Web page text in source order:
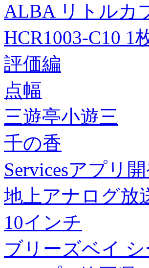
ALBA リトルカ
HCR1003-C10 1
評価編
点幅
三遊亭小遊三
千の香
Servicesアプリ
地上アナログ放
10インチ
ブリーズベイ